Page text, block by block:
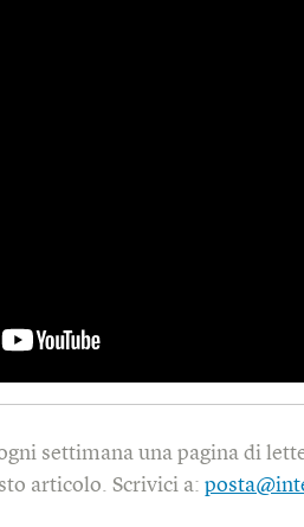
settimana una pagina di
articolo. Scrivici a: